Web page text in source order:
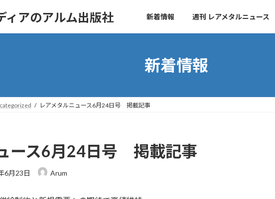
ィアのアルム出版社 新着情報 週刊 レアメタルニュース
新着情報
レアメタルニュース6月24日号 掲載記事
ース6月24日号 掲載記事
6月23日 Arum